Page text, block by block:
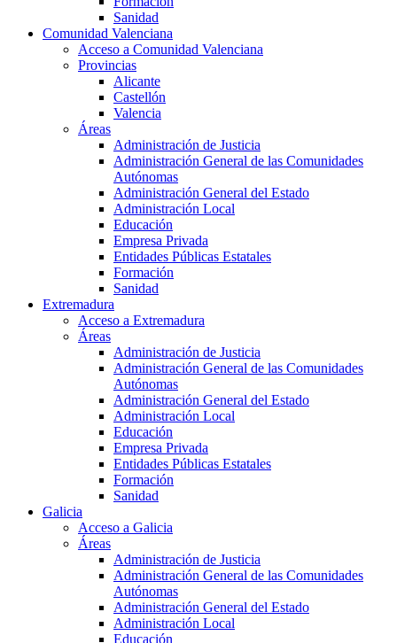
Sanidad
Comunidad Valenciana
Acceso a Comunidad Valenciana
Provincias
Alicante
Castellón
Valencia
Áreas
Administración de Justicia
Administración General de las Comunidades
Autónomas
Administración General del Estado
Administración Local
Educación
Empresa Privada
Entidades Públicas Estatales
Formación
Sanidad
Extremadura
Acceso a Extremadura
Áreas
Administración de Justicia
Administración General de las Comunidades
Autónomas
Administración General del Estado
Administración Local
Educación
Empresa Privada
Entidades Públicas Estatales
Formación
Sanidad
Galicia
Acceso a Galicia
Áreas
Administración de Justicia
Administración General de las Comunidades
Autónomas
Administración General del Estado
Administración Local
Educación